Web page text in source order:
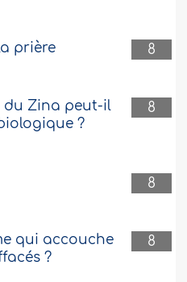
8
prière
8
du Zina peut-il
?
8
8
qui accouche
?